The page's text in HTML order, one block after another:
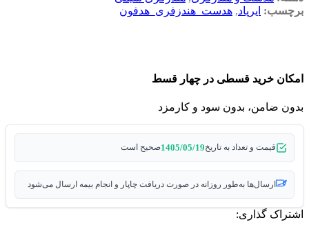
برچسب: ایرپاد, هدست_هندزفری_هدفون
امکان خرید قسطی در چهار قسط
بدون ضامن، بدون سود و کارمزد
قیمت و تعداد به تاریخ1405/05/19صحیح است
ارسال‌ها به‌طور روزانه در صورت دریافت چاپار و انجام بیمه ارسال می‌شود
اشتراک گذاری: